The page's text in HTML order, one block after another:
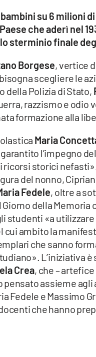
bambini su 6 milioni
che aderì nel
sterminio finale
Borgese, vertice
scegliere le
della Polizia di Stato,
razzismo e odio
formazione alla
Maria
l’impegno
ricorsi storici
del nonno,
Fedele, oltre a
della Memoria
studenti «a
cui ambito la
che sanno
L’iniziativa è
Crea, che –
assieme
Fedele e Massimo
che hanno